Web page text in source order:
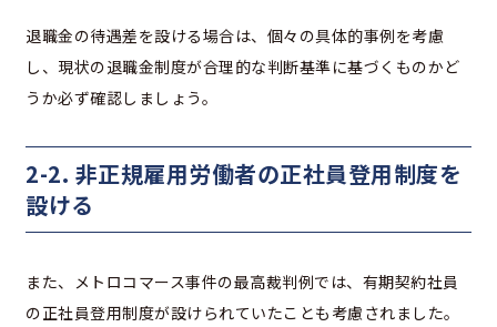
退職金の待遇差を設ける場合は、個々の具体的事例を考慮
し、現状の退職金制度が合理的な判断基準に基づくものかど
うか必ず確認しましょう。
2-2. 非正規雇用労働者の正社員登用制度を
設ける
また、メトロコマース事件の最高裁判例では、有期契約社員
の正社員登用制度が設けられていたことも考慮されました。